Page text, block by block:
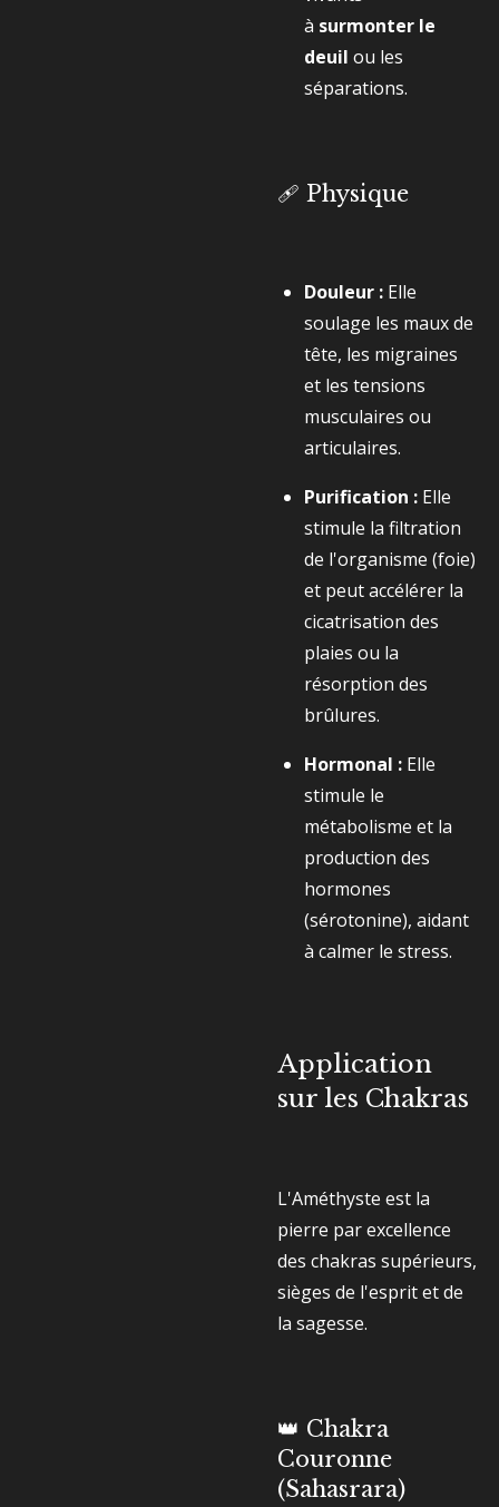
à surmonter le
deuil ou les
séparations.
🩹 Physique
Douleur : Elle
soulage les maux de
tête, les migraines
et les tensions
musculaires ou
articulaires.
Purification : Elle
stimule la filtration
de l'organisme (foie)
et peut accélérer la
cicatrisation des
plaies ou la
résorption des
brûlures.
Hormonal : Elle
stimule le
métabolisme et la
production des
hormones
(sérotonine), aidant
à calmer le stress.
Application
sur les Chakras
L'Améthyste est la
pierre par excellence
des chakras supérieurs,
sièges de l'esprit et de
la sagesse.
👑 Chakra
Couronne
(Sahasrara)